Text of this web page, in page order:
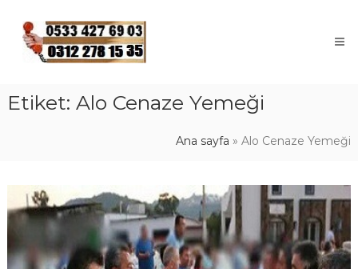
content
Etiket: Alo Cenaze Yemeği
Ana sayfa »Alo Cenaze Yemeği